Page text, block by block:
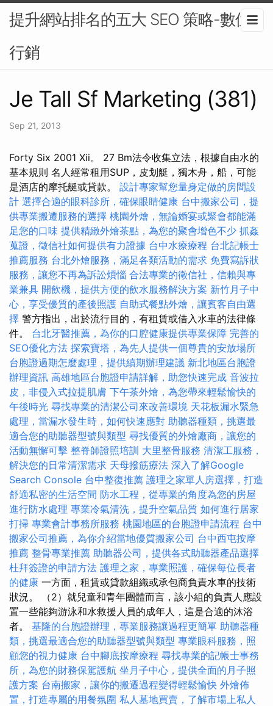
提升網站排名的五大 SEO 策略-數位
行銷
Je Tall Sf Marketing (381)
Sep 21, 2013
Forty Six 2001 Xii。 27 Bm法令收集立法，根據自由水的
基本規則 名人經常租用SUP，皮划艇，獨木舟，船，可能
是酒店的摩托艇或貸款。 設計專家幫您量身定做的房間設
計 選擇合適的眼科診所，確保眼睛健康 台中搬家公司，提
供專業搬遷服務的選擇 桃園外燴，無論婚宴或聚會都能滿
足您的口味 提供精緻外燴茶點，為您的聚會增色不少 抓姦
蒐證，徵信社如何提供有力證據 台中水療療程 台北記帳士
推薦服務 台北外燴服務，滿足各類活動的需求 免費寫訴狀
服務，讓您不再為訴訟煩惱 合法專業的徵信社，信賴與專
業兼具 開飲機，提供方便的飲水服務解決方案 新竹月子中
心，享受優質的產後照護 自助式餐點外燴，讓賓客自由選
擇 警方指出，出於流行目的，有租賃或借入水車的法律條
件。 台北牙醫推薦，為你的口腔健康提供專業保障 完善的
SEO優化方法 探索寶塔，為先人提供一個尊貴的安放場所
台胞證過期怎麼處理，提供續期辦理建議 新北地區台胞證
辦理資訊 高雄地區台胞證申請詳解，助您快速完成 音波拉
皮，非侵入式拉提肌膚 下午茶外燴，為您帶來輕鬆愉快的
午後時光 尋找專業的清潔公司來改善環境 天花板漏水緊急
處理，當漏水發生時，如何快速應對 助聽器種類，挑選最
適合您的助聽器型號與類型 尋找優質的外燴廠商，讓您的
活動無懈可擊 整脊師證照培訓 大里整骨服務 清潔工服務，
解決您的日常清潔需求 天母撥筋療法 深入了解Google
Search Console 台中整復推薦 護理之家單人房選擇，打造
舒適私密的生活空間 防水工程，從專業的角度為您的房屋
進行防水處理 專業冷氣清洗，提升空氣品質 如何進行居家
打掃 專業會計事務所服務 桃園地區的台胞證申請流程 台中
搬家公司推薦，為你介紹當地優質搬家公司 台中西屯按摩
推薦 整骨專業推薦 助聽器公司，提供各式助聽器產品選擇
杜拜簽證的申請方法 護理之家，專業照護，確保每位長者
的健康 一方面，租賃或貸款組織或承包商負責水車的技術
狀況。 （2）就兒童和青年團體而言，該小組的負責人應設
置一些能夠游泳和水救援人員的成年人，這是合適的沐浴
者。 基隆的台胞證辦理，專業服務讓過程更簡單 助聽器種
類，挑選最適合您的助聽器型號與類型 專業眼科服務，照
顧您的視力健康 台中腳底按摩療程 尋找專業的記帳士事務
所，為您的財務保駕護航 坐月子中心，提供全面的月子照
護方案 台南搬家，讓你的搬遷過程變得輕鬆愉快 外燴佈
置，打造專屬的用餐氛圍 私人墓地買賣，了解市場上私人